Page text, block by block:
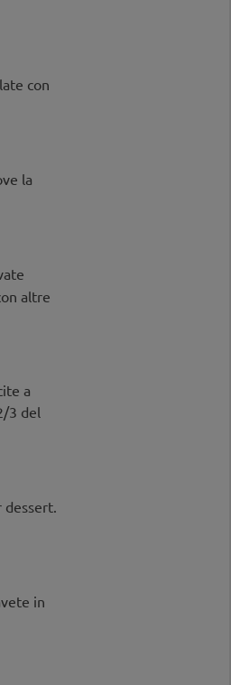
con
la
altre
a
3 del
in